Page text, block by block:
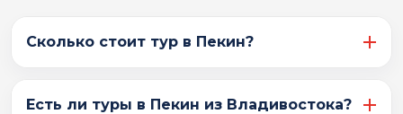
Сколько стоит тур в Пекин?
перелета, категории отеля, питания и экскурсионной
Есть ли туры в Пекин из Владивостока?